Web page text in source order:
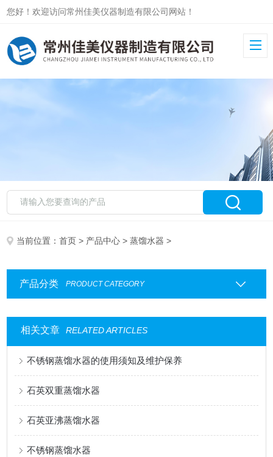
您好！欢迎访问常州佳美仪器制造有限公司网站！
当前位置：首页 > 产品中心 >蒸馏水器 >
产品分类 PRODUCT CATEGORY
相关文章 RELATED ARTICLES
不锈钢蒸馏水器的使用须知及维护保养
石英双重蒸馏水器
石英亚沸蒸馏水器
不锈钢蒸馏水器